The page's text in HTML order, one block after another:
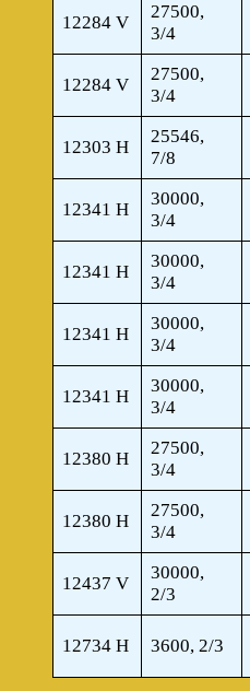
12284 V
27500,
3/4
12284 V
27500,
3/4
12303 H
25546,
7/8
12341 H
30000,
3/4
12341 H
30000,
3/4
12341 H
30000,
3/4
12341 H
30000,
3/4
12380 H
27500,
3/4
12380 H
27500,
3/4
12437 V
30000,
2/3
12734 H 3600, 2/3